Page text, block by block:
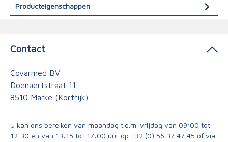
Producteigenschappen
Contact
Covarmed BV
Doenaertstraat 11
8510 Marke (Kortrijk)
U kan ons bereiken van maandag t.e.m. vrijdag van 09:00 tot
12:30 en van 13:15 tot 17:00 uur op +32 (0) 56 37 47 45 of via